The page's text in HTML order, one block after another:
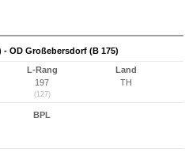
OD Großebersdorf (B 175)
L-Rang
197
(127)
Land
TH
BPL